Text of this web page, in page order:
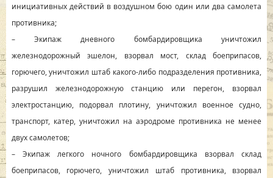
инициативных действий в воздушном бою один или два самолета
противника;
– Экипаж дневного бомбардировщика уничтожил
железнодорожный эшелон, взорвал мост, склад боеприпасов,
горючего, уничтожил штаб какого-либо подразделения противника,
разрушил железнодорожную станцию или перегон, взорвал
электростанцию, подорвал плотину, уничтожил военное судно,
транспорт, катер, уничтожил на аэродроме противника не менее
двух самолетов;
– Экипаж легкого ночного бомбардировщика взорвал склад
боеприпасов, горючего, уничтожил штаб противника, взорвал